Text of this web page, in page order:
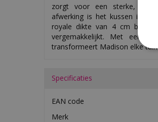
zorgt voor een sterke, maar
afwerking is het kussen
royale dikte van 4 cm biedt
vergemakkelijkt. Met een
transformeert Madison elke
Specificaties
EAN code
Merk